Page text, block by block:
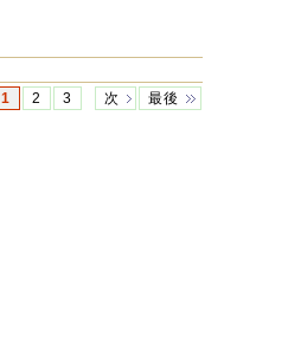
1 2 3 次 最後